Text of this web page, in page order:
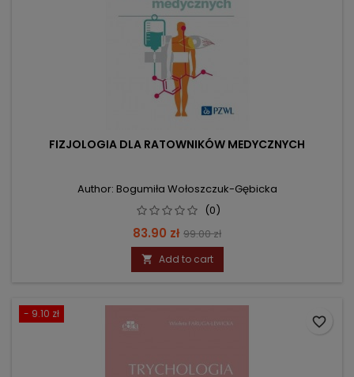
FIZJOLOGIA DLA RATOWNIKÓW MEDYCZNYCH
Author: Bogumiła Wołoszczuk-Gębicka
(0)
Price
83.90 zł Regular
price
99.00 zł
 Add to cart
- 9.10 zł
favorite_border